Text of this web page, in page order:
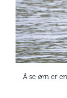
Å se ørn er